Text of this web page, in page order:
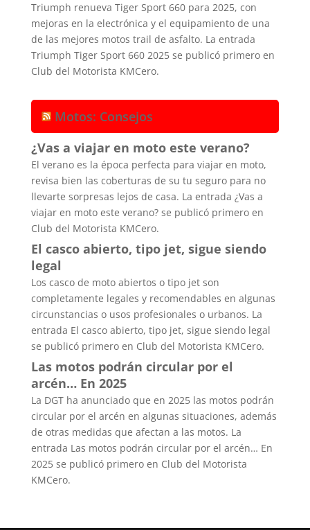
Triumph renueva Tiger Sport 660 para 2025, con
mejoras en la electrónica y el equipamiento de una
de las mejores motos trail de asfalto. La entrada
Triumph Tiger Sport 660 2025 se publicó primero en
Club del Motorista KMCero.
Motos: Consejos
¿Vas a viajar en moto este verano?
El verano es la época perfecta para viajar en moto,
revisa bien las coberturas de su tu seguro para no
llevarte sorpresas lejos de casa. La entrada ¿Vas a
viajar en moto este verano? se publicó primero en
Club del Motorista KMCero.
El casco abierto, tipo jet, sigue siendo
legal
Los casco de moto abiertos o tipo jet son
completamente legales y recomendables en algunas
circunstancias o usos profesionales o urbanos. La
entrada El casco abierto, tipo jet, sigue siendo legal
se publicó primero en Club del Motorista KMCero.
Las motos podrán circular por el
arcén… En 2025
La DGT ha anunciado que en 2025 las motos podrán
circular por el arcén en algunas situaciones, además
de otras medidas que afectan a las motos. La
entrada Las motos podrán circular por el arcén… En
2025 se publicó primero en Club del Motorista
KMCero.